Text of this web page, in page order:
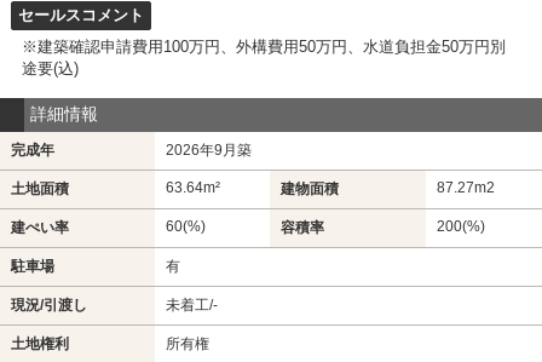
セールスコメント
※建築確認申請費用100万円、外構費用50万円、水道負担金50万円別
途要(込)
詳細情報
完成年 2026年9月築
土地面積 63.64m² 建物面積 87.27m2
建ぺい率 60(%) 容積率 200(%)
駐車場 有
現況/引渡し 未着工/-
土地権利 所有権